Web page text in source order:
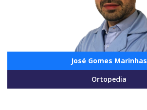
José Gomes Marinhas
Ortopedia